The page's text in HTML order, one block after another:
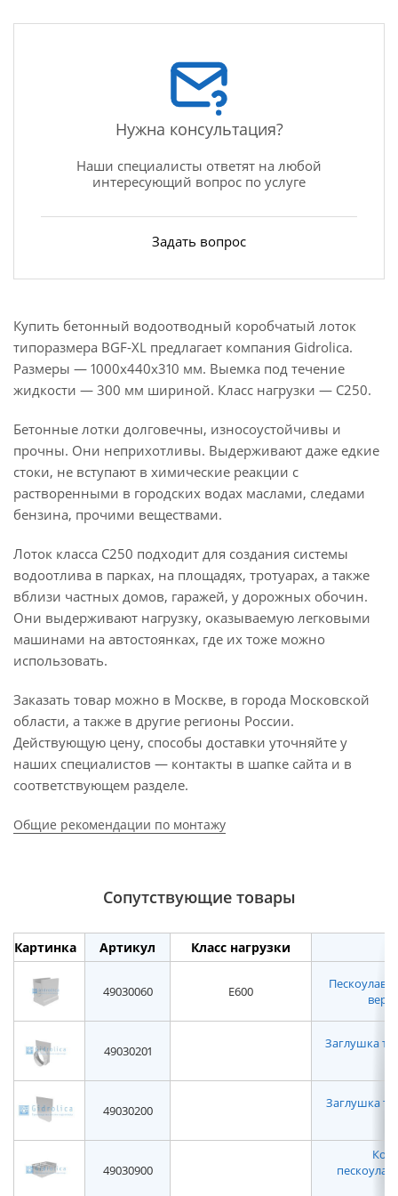
Нужна консультация?
Наши специалисты ответят на любой
интересующий вопрос по услуге
Задать вопрос
Купить бетонный водоотводный коробчатый лоток
типоразмера BGF-XL предлагает компания Gidrolica.
Размеры — 1000х440х310 мм. Выемка под течение
жидкости — 300 мм шириной. Класс нагрузки — С250.
Бетонные лотки долговечны, износоустойчивы и
прочны. Они неприхотливы. Выдерживают даже едкие
стоки, не вступают в химические реакции с
растворенными в городских водах маслами, следами
бензина, прочими веществами.
Лоток класса С250 подходит для создания системы
водоотлива в парках, на площадях, тротуарах, а также
вблизи частных домов, гаражей, у дорожных обочин.
Они выдерживают нагрузку, оказываемую легковыми
машинами на автостоянках, где их тоже можно
использовать.
Заказать товар можно в Москве, в города Московской
области, а также в другие регионы России.
Действующую цену, способы доставки уточняйте у
наших специалистов — контакты в шапке сайта и в
соответствующем разделе.
Общие рекомендации по монтажу
Сопутствующие товары
Картинка Артикул Класс нагрузки
49030060 E600
49030201 Заглушка
49030200 Заглушка
49030900